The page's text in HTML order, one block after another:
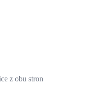
z obu stron